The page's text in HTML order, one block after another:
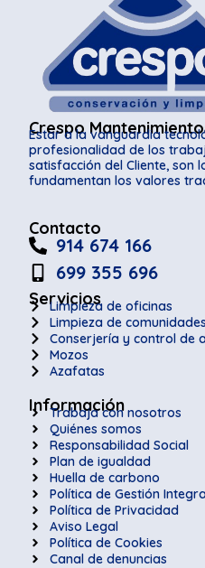
Crespo
Estar a la vanguardia
profesionalidad de los
satisfacción del Cliente, son
fundamentan los valores
Contacto
914 674 166
699 355 696
Servicios
Limpieza de oficinas
Limpieza de comunidades
Conserjería y control de
Mozos
Azafatas
Información
Trabaja con nosotros
Quiénes somos
Responsabilidad Social
Plan de igualdad
Huella de carbono
Política de Gestión
Política de Privacidad
Aviso Legal
Política de Cookies
Canal de denuncias